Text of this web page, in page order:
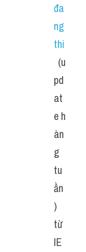
đa
ng
thi
(u
pd
at
e h
àn
g
tu
ần
)
từ
IE